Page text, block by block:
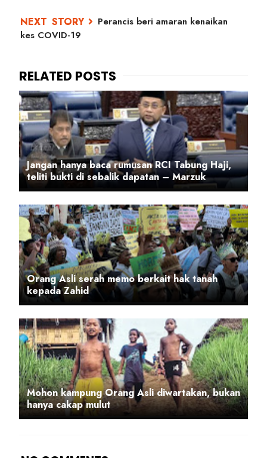
Perancis beri amaran kenaikan
kes COVID-19
Jangan hanya baca rumusan RCI Tabung Haji,
teliti bukti di sebalik dapatan – Marzuk
Orang Asli serah memo berkait hak tanah
kepada Zahid
Mohon kampung Orang Asli diwartakan, bukan
hanya cakap mulut